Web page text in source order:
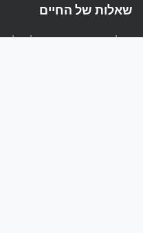
שאלות של החיים
הפלטפורמה המקצועית לשאלות